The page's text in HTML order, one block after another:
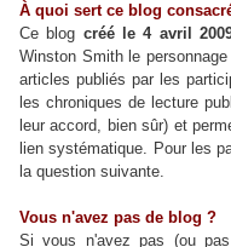
À quoi sert ce blog
Ce blog créé le 4 avril
Winston Smith le
articles publiés par les
les chroniques de lecture
leur accord, bien sûr) et
lien systématique. Pour les
la question suivante.
Vous n'avez pas de blog ?
Si vous n'avez pas (ou